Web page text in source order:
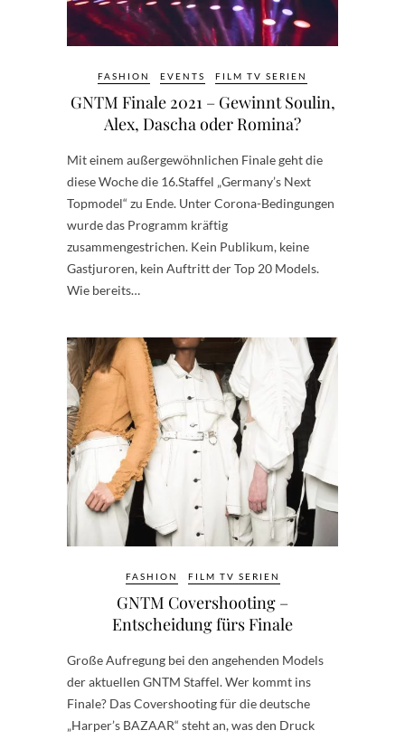
FASHION EVENTS FILM TV SERIEN
GNTM Finale 2021 – Gewinnt Soulin,
Alex, Dascha oder Romina?
Mit einem außergewöhnlichen Finale geht die
diese Woche die 16.Staffel „Germany’s Next
Topmodel“ zu Ende. Unter Corona-Bedingungen
wurde das Programm kräftig
zusammengestrichen. Kein Publikum, keine
Gastjuroren, kein Auftritt der Top 20 Models.
Wie bereits…
FASHION FILM TV SERIEN
GNTM Covershooting –
Entscheidung fürs Finale
Große Aufregung bei den angehenden Models
der aktuellen GNTM Staffel. Wer kommt ins
Finale? Das Covershooting für die deutsche
„Harper’s BAZAAR“ steht an, was den Druck